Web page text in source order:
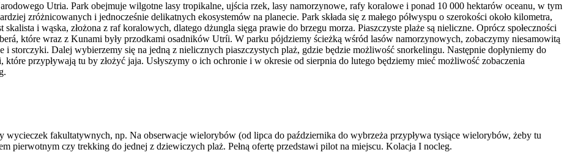
Utria. Park obejmuje wilgotne lasy tropikalne, ujścia rzek, lasy namorzynowe, rafy koralowe i ponad 10 000 hektarów oceanu, w tym
zróżnicowanych i jednocześnie delikatnych ekosystemów na planecie. Park składa się z małego półwyspu o szerokości około kilometra,
i wąska, złożona z raf koralowych, dlatego dżungla sięga prawie do brzegu morza. Piaszczyste plaże są nieliczne. Oprócz społeczności
które wraz z Kunami były przodkami osadników Utríi. W parku pójdziemy ścieżką wśród lasów namorzynowych, zobaczymy niesamowitą
storczyki. Dalej wybierzemy się na jedną z nielicznych piaszczystych plaż, gdzie będzie możliwość snorkelingu. Następnie dopłyniemy do
przypływają tu by złożyć jaja. Usłyszymy o ich ochronie i w okresie od sierpnia do lutego będziemy mieć możliwość zobaczenia
wycieczek fakultatywnych, np. Na obserwacje wielorybów (od lipca do października do wybrzeża przypływa tysiące wielorybów, żeby tu
pierwotnym czy trekking do jednej z dziewiczych plaż. Pełną ofertę przedstawi pilot na miejscu. Kolacja I nocleg.